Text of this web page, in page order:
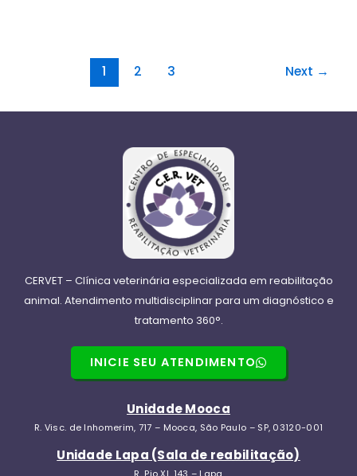
1 2 3 Next →
CERVET – Clínica veterinária especializada em reabilitação
animal. Atendimento multidisciplinar para um diagnóstico e
tratamento 360°.
INICIE SEU ATENDIMENTO
Unidade Mooca
R. Visc. de Inhomerim, 717 – Mooca, São Paulo – SP, 03120-001
Unidade Lapa (Sala de reabilitação)